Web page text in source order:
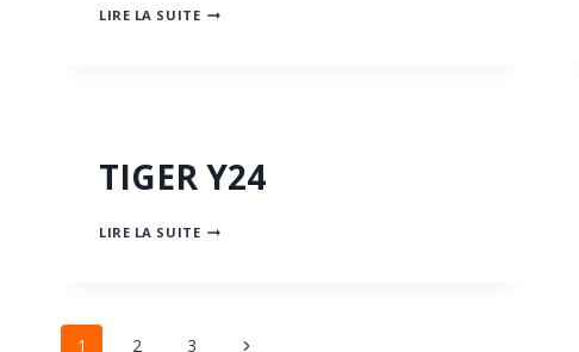
LIRE LA SUITELIGER
TIGER Y24
LIRE LA SUITETIGER
1 2 3
Next